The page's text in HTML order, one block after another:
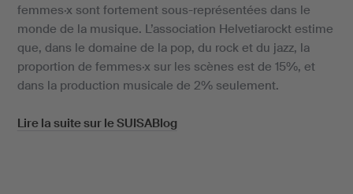
femmes·x sont fortement sous-représentées dans le
monde de la musique. L’association Helvetiarockt estime
que, dans le domaine de la pop, du rock et du jazz, la
proportion de femmes·x sur les scènes est de 15%, et
dans la production musicale de 2% seulement.
Lire la suite sur le SUISABlog